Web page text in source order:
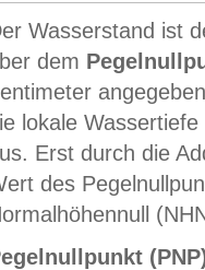
Wasserstand ist
dem
lokale
Erst durch die
des